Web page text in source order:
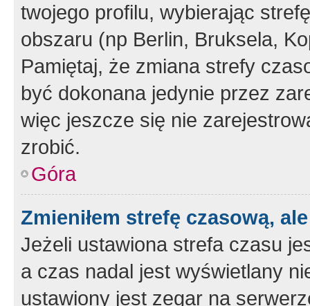
twojego profilu, wybierając
obszaru (np Berlin, Bruksela,
Pamiętaj, że zmiana strefy
być dokonana jedynie przez
więc jeszcze się nie
zrobić.
Góra
Zmieniłem strefę czasową,
Jeżeli ustawiona strefa czasu
a czas nadal jest wyświetlany
ustawiony jest zegar na